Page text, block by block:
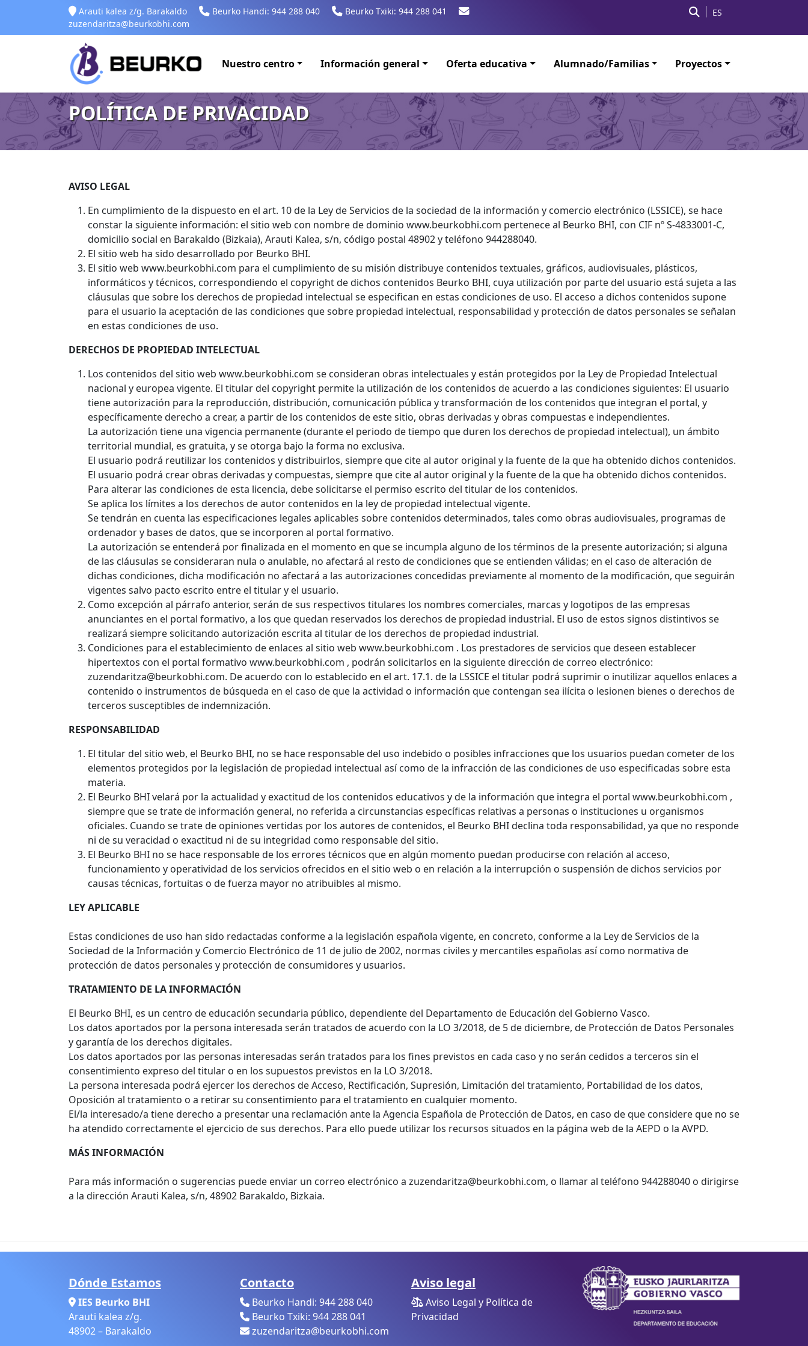
Arauti kalea z/g. Barakaldo Beurko Handi: 944 288 040
Beurko Txiki: 944 288 041
zuzendaritza@beurkobhi.com
ES
Nuestro centro Información general Oferta educativa Alumnado/Familias Proyectos
POLÍTICA DE PRIVACIDAD
AVISO LEGAL
En cumplimiento de la dispuesto en el art. 10 de la Ley de Servicios de la sociedad de la información y comercio electrónico (LSSICE), se hace
constar la siguiente información: el sitio web con nombre de dominio www.beurkobhi.com pertenece al Beurko BHI, con CIF nº S-4833001-C,
domicilio social en Barakaldo (Bizkaia), Arauti Kalea, s/n, código postal 48902 y teléfono 944288040.
El sitio web ha sido desarrollado por Beurko BHI.
El sitio web www.beurkobhi.com para el cumplimiento de su misión distribuye contenidos textuales, gráficos, audiovisuales, plásticos,
informáticos y técnicos, correspondiendo el copyright de dichos contenidos Beurko BHI, cuya utilización por parte del usuario está sujeta a las
cláusulas que sobre los derechos de propiedad intelectual se especifican en estas condiciones de uso. El acceso a dichos contenidos supone
para el usuario la aceptación de las condiciones que sobre propiedad intelectual, responsabilidad y protección de datos personales se señalan
en estas condiciones de uso.
DERECHOS DE PROPIEDAD INTELECTUAL
Los contenidos del sitio web www.beurkobhi.com se consideran obras intelectuales y están protegidos por la Ley de Propiedad Intelectual
nacional y europea vigente. El titular del copyright permite la utilización de los contenidos de acuerdo a las condiciones siguientes: El usuario
tiene autorización para la reproducción, distribución, comunicación pública y transformación de los contenidos que integran el portal, y
específicamente derecho a crear, a partir de los contenidos de este sitio, obras derivadas y obras compuestas e independientes.
La autorización tiene una vigencia permanente (durante el periodo de tiempo que duren los derechos de propiedad intelectual), un ámbito
territorial mundial, es gratuita, y se otorga bajo la forma no exclusiva.
El usuario podrá reutilizar los contenidos y distribuirlos, siempre que cite al autor original y la fuente de la que ha obtenido dichos contenidos.
El usuario podrá crear obras derivadas y compuestas, siempre que cite al autor original y la fuente de la que ha obtenido dichos contenidos.
Para alterar las condiciones de esta licencia, debe solicitarse el permiso escrito del titular de los contenidos.
Se aplica los límites a los derechos de autor contenidos en la ley de propiedad intelectual vigente.
Se tendrán en cuenta las especificaciones legales aplicables sobre contenidos determinados, tales como obras audiovisuales, programas de
ordenador y bases de datos, que se incorporen al portal formativo.
La autorización se entenderá por finalizada en el momento en que se incumpla alguno de los términos de la presente autorización; si alguna
de las cláusulas se consideraran nula o anulable, no afectará al resto de condiciones que se entienden válidas; en el caso de alteración de
dichas condiciones, dicha modificación no afectará a las autorizaciones concedidas previamente al momento de la modificación, que seguirán
vigentes salvo pacto escrito entre el titular y el usuario.
Como excepción al párrafo anterior, serán de sus respectivos titulares los nombres comerciales, marcas y logotipos de las empresas
anunciantes en el portal formativo, a los que quedan reservados los derechos de propiedad industrial. El uso de estos signos distintivos se
realizará siempre solicitando autorización escrita al titular de los derechos de propiedad industrial.
Condiciones para el establecimiento de enlaces al sitio web www.beurkobhi.com . Los prestadores de servicios que deseen establecer
hipertextos con el portal formativo www.beurkobhi.com , podrán solicitarlos en la siguiente dirección de correo electrónico:
zuzendaritza@beurkobhi.com. De acuerdo con lo establecido en el art. 17.1. de la LSSICE el titular podrá suprimir o inutilizar aquellos enlaces a
contenido o instrumentos de búsqueda en el caso de que la actividad o información que contengan sea ilícita o lesionen bienes o derechos de
terceros susceptibles de indemnización.
RESPONSABILIDAD
El titular del sitio web, el Beurko BHI, no se hace responsable del uso indebido o posibles infracciones que los usuarios puedan cometer de los
elementos protegidos por la legislación de propiedad intelectual así como de la infracción de las condiciones de uso especificadas sobre esta
materia.
El Beurko BHI velará por la actualidad y exactitud de los contenidos educativos y de la información que integra el portal www.beurkobhi.com ,
siempre que se trate de información general, no referida a circunstancias específicas relativas a personas o instituciones u organismos
oficiales. Cuando se trate de opiniones vertidas por los autores de contenidos, el Beurko BHI declina toda responsabilidad, ya que no responde
ni de su veracidad o exactitud ni de su integridad como responsable del sitio.
El Beurko BHI no se hace responsable de los errores técnicos que en algún momento puedan producirse con relación al acceso,
funcionamiento y operatividad de los servicios ofrecidos en el sitio web o en relación a la interrupción o suspensión de dichos servicios por
causas técnicas, fortuitas o de fuerza mayor no atribuibles al mismo.
LEY APLICABLE
Estas condiciones de uso han sido redactadas conforme a la legislación española vigente, en concreto, conforme a la Ley de Servicios de la
Sociedad de la Información y Comercio Electrónico de 11 de julio de 2002, normas civiles y mercantiles españolas así como normativa de
protección de datos personales y protección de consumidores y usuarios.
TRATAMIENTO DE LA INFORMACIÓN
El Beurko BHI, es un centro de educación secundaria público, dependiente del Departamento de Educación del Gobierno Vasco.
Los datos aportados por la persona interesada serán tratados de acuerdo con la LO 3/2018, de 5 de diciembre, de Protección de Datos Personales
y garantía de los derechos digitales.
Los datos aportados por las personas interesadas serán tratados para los fines previstos en cada caso y no serán cedidos a terceros sin el
consentimiento expreso del titular o en los supuestos previstos en la LO 3/2018.
La persona interesada podrá ejercer los derechos de Acceso, Rectificación, Supresión, Limitación del tratamiento, Portabilidad de los datos,
Oposición al tratamiento o a retirar su consentimiento para el tratamiento en cualquier momento.
El/la interesado/a tiene derecho a presentar una reclamación ante la Agencia Española de Protección de Datos, en caso de que considere que no se
ha atendido correctamente el ejercicio de sus derechos. Para ello puede utilizar los recursos situados en la página web de la AEPD o la AVPD.
MÁS INFORMACIÓN
Para más información o sugerencias puede enviar un correo electrónico a zuzendaritza@beurkobhi.com, o llamar al teléfono 944288040 o dirigirse
a la dirección Arauti Kalea, s/n, 48902 Barakaldo, Bizkaia.
Dónde Estamos
IES Beurko BHI
Arauti kalea z/g.
48902 – Barakaldo
Contacto
Beurko Handi: 944 288 040
Beurko Txiki: 944 288 041
zuzendaritza@beurkobhi.com
Aviso legal
Aviso Legal y Política de
Privacidad